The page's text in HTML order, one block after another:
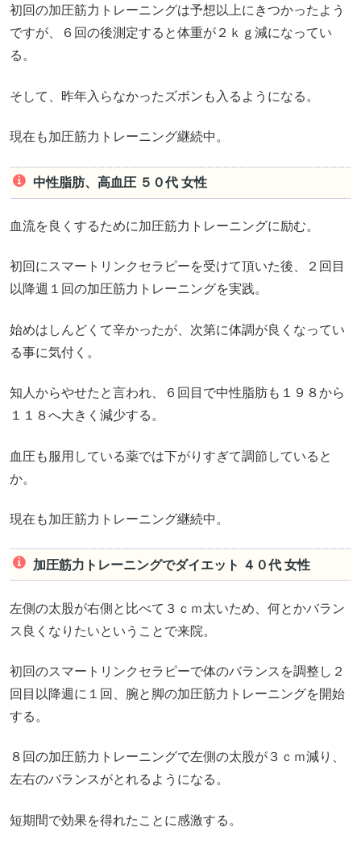
初回の加圧筋力トレーニングは予想以上にきつかったよう
ですが、６回の後測定すると体重が２ｋｇ減になってい
る。
そして、昨年入らなかったズボンも入るようになる。
現在も加圧筋力トレーニング継続中。
中性脂肪、高血圧 ５０代 女性
血流を良くするために加圧筋力トレーニングに励む。
初回にスマートリンクセラピーを受けて頂いた後、２回目
以降週１回の加圧筋力トレーニングを実践。
始めはしんどくて辛かったが、次第に体調が良くなってい
る事に気付く。
知人からやせたと言われ、６回目で中性脂肪も１９８から
１１８へ大きく減少する。
血圧も服用している薬では下がりすぎて調節していると
か。
現在も加圧筋力トレーニング継続中。
加圧筋力トレーニングでダイエット ４０代 女性
左側の太股が右側と比べて３ｃｍ太いため、何とかバラン
ス良くなりたいということで来院。
初回のスマートリンクセラピーで体のバランスを調整し２
回目以降週に１回、腕と脚の加圧筋力トレーニングを開始
する。
８回の加圧筋力トレーニングで左側の太股が３ｃｍ減り、
左右のバランスがとれるようになる。
短期間で効果を得れたことに感激する。